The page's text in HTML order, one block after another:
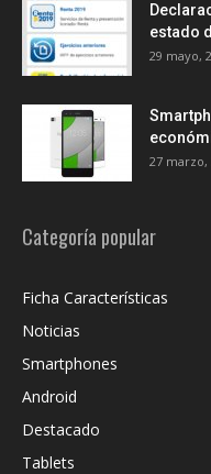
estado
29 mayo,
27 marzo,
Categoría popular
Ficha Características
Noticias
Smartphones
Android
Destacado
Tablets